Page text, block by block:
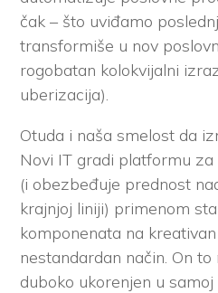
čak – što uviđamo
transformiše u nov
rogobatan kolokvijalni
uberizacija).
Otuda i naša smelost da
Novi IT gradi platformu
(i obezbeđuje prednost
krajnjoj liniji) primenom
komponenata na
nestandardan način. On
duboko ukorenjen u